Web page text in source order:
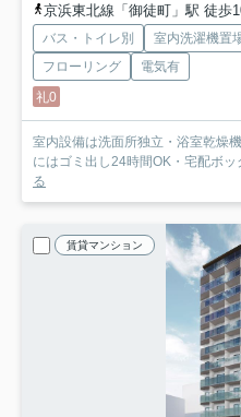
京浜東北線「御徒町」駅 徒歩
バス・トイレ別 室内洗濯機置
フローリング
電気有
礼0
室内設備は洗面所独立・浴室乾燥
にはゴミ出し24時間OK・宅配ボ
る
賃貸マンション